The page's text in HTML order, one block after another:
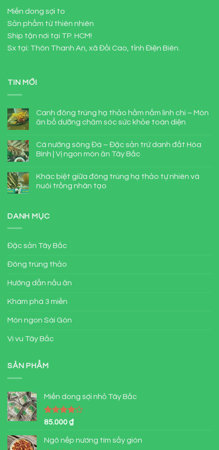
Miến dong sợi to
Sản phẩm từ thiên nhiên
Ship tận nơi tại TP. HCM!
Sx tại: Thôn Thanh An, xã Đồi Cao, tỉnh Điện Biên.
TIN MỚI
Canh đông trùng hạ thảo hầm nấm linh chi – Món
ăn bổ dưỡng chăm sóc sức khỏe toàn diện
Cá nướng sông Đà – Đặc sản trứ danh đất Hòa
Bình | Vị ngon món ăn Tây Bắc
Khác biệt giữa đông trùng hạ thảo tự nhiên và
nuôi trồng nhân tạo
DANH MỤC
Đặc sản Tây Bắc
Đông trùng thảo
Hướng dẫn nấu ăn
Khám phá 3 miền
Món ngon Sài Gòn
Vi vu Tây Bắc
SẢN PHẨM
Miến dong sợi nhỏ Tây Bắc
Được
4.00
sao
85.000₫
Ngô nếp nương tím sấy giòn